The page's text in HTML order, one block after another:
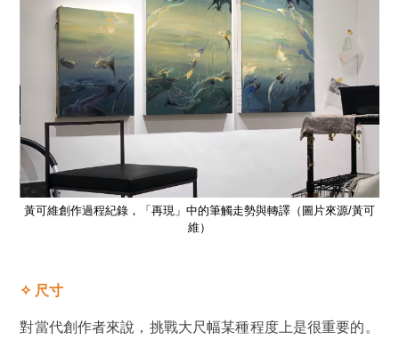
黃可維創作過程紀錄，「再現」中的筆觸走勢與轉譯（圖片來源/黃可
維）
✧ 尺寸
對當代創作者來說，挑戰大尺幅某種程度上是很重要的。